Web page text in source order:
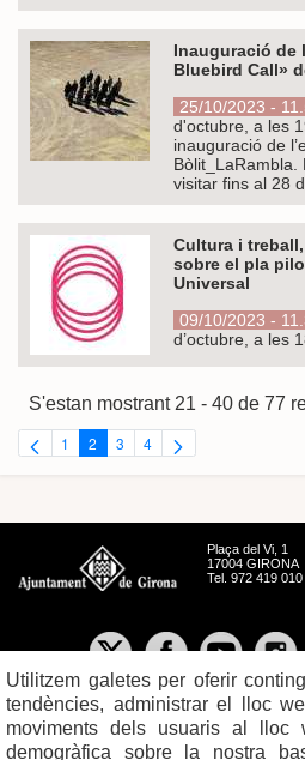
Inauguració de
Bluebird Call»
25/10/2023 -
d'octubre, a les
inauguració de
Bòlit_LaRambla.
visitar fins al 28
Cultura i
sobre el pla
Universal
09/10/2023 -
d’octubre, a les
S'estan mostrant 21 - 40 de 77
Pàgina
1 Pàgina
2 Pàgina
3 Pàgina
4
Plaça del Vi, 1
17004 GIRONA
Tel. 972 419 010
Utilitzem galetes per oferir
tendències, administrar el lloc
moviments dels usuaris al lloc
demogràfica sobre la nostra